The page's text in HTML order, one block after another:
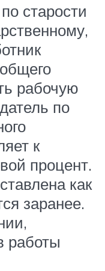
старости
рабочую
по
к
процент.
как
заранее.
работы